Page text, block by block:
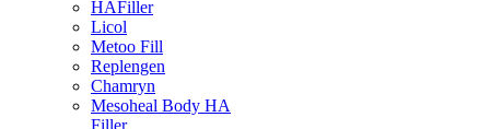
HAFiller
Licol
Metoo Fill
Replengen
Chamryn
Mesoheal Body HA
Filler